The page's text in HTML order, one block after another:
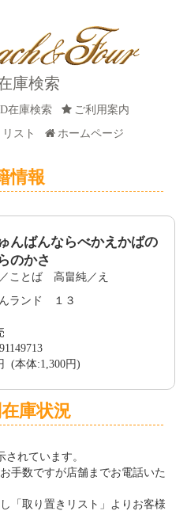
庫検索
在庫検索
ご利用案内
リスト ホームページ
情報
んばんならべかえかばの
のかさ
ことば 高畠純／え
ランド １３
(本体:1,300円)
庫状況
れています。
手数ですが店舗までお電話いた
「取り置きリスト」よりお客様